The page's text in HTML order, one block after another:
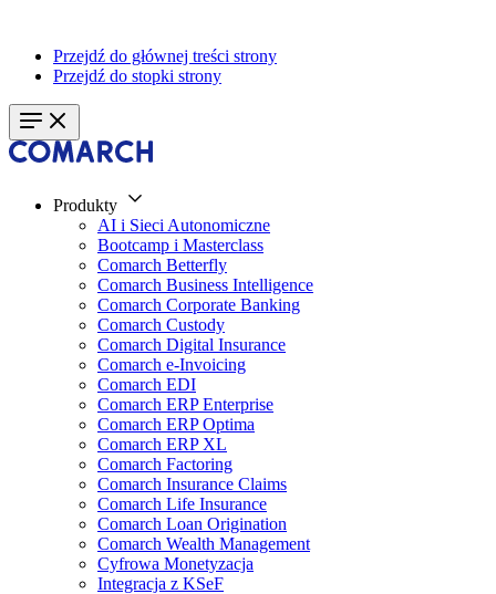
Przejdź do głównej treści strony
Przejdź do stopki strony
Produkty
AI i Sieci Autonomiczne
Bootcamp i Masterclass
Comarch Betterfly
Comarch Business Intelligence
Comarch Corporate Banking
Comarch Custody
Comarch Digital Insurance
Comarch e-Invoicing
Comarch EDI
Comarch ERP Enterprise
Comarch ERP Optima
Comarch ERP XL
Comarch Factoring
Comarch Insurance Claims
Comarch Life Insurance
Comarch Loan Origination
Comarch Wealth Management
Cyfrowa Monetyzacja
Integracja z KSeF